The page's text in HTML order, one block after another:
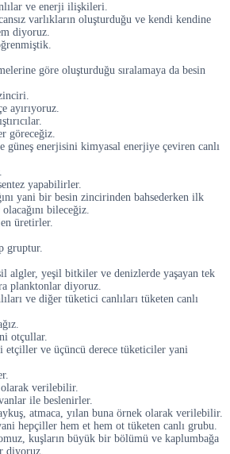
ve enerji ilişkileri.
varlıkların oluşturduğu ve kendi kendine
diyoruz.
göre oluşturduğu sıralamaya da besin
ayırıyoruz.
göreceğiz.
güneş enerjisini kimyasal enerjiye çeviren canlı
yapabilirler.
yani bir besin zincirinden bahsederken ilk
bileceğiz.
üretirler.
gruptur.
algler, yeşil bitkiler ve denizlerde yaşayan tek
planktonlar diyoruz.
ve diğer tüketici canlıları tüketen canlı
otçullar.
ve üçüncü derece tüketiciler yani
verilebilir.
ile beslenirler.
atmaca, yılan buna örnek olarak verilebilir.
hepçiller hem et hem ot tüketen canlı grubu.
kuşların büyük bir bölümü ve kaplumbağa
diyoruz.